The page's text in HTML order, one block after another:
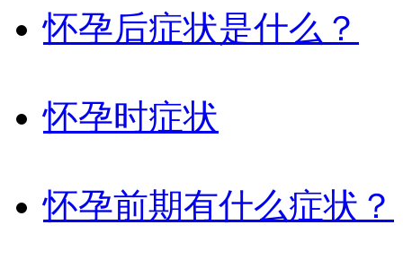
怀孕后症状是什么？
怀孕时症状
怀孕前期有什么症状？